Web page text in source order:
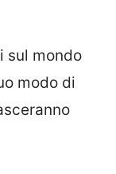
sul mondo
modo di